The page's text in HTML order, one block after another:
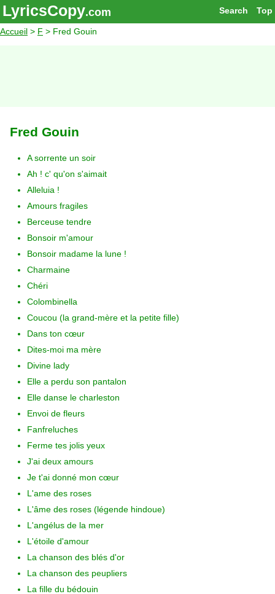
Top
Search
LyricsCopy.com
Accueil > F > Fred Gouin
Fred Gouin
A sorrente un soir
Ah ! c' qu'on s'aimait
Alleluia !
Amours fragiles
Berceuse tendre
Bonsoir m'amour
Bonsoir madame la lune !
Charmaine
Chéri
Colombinella
Coucou (la grand-mère et la petite fille)
Dans ton cœur
Dites-moi ma mère
Divine lady
Elle a perdu son pantalon
Elle danse le charleston
Envoi de fleurs
Fanfreluches
Ferme tes jolis yeux
J'ai deux amours
Je t'ai donné mon cœur
L'ame des roses
L'âme des roses (légende hindoue)
L'angélus de la mer
L'étoile d'amour
La chanson des blés d'or
La chanson des peupliers
La fille du bédouin